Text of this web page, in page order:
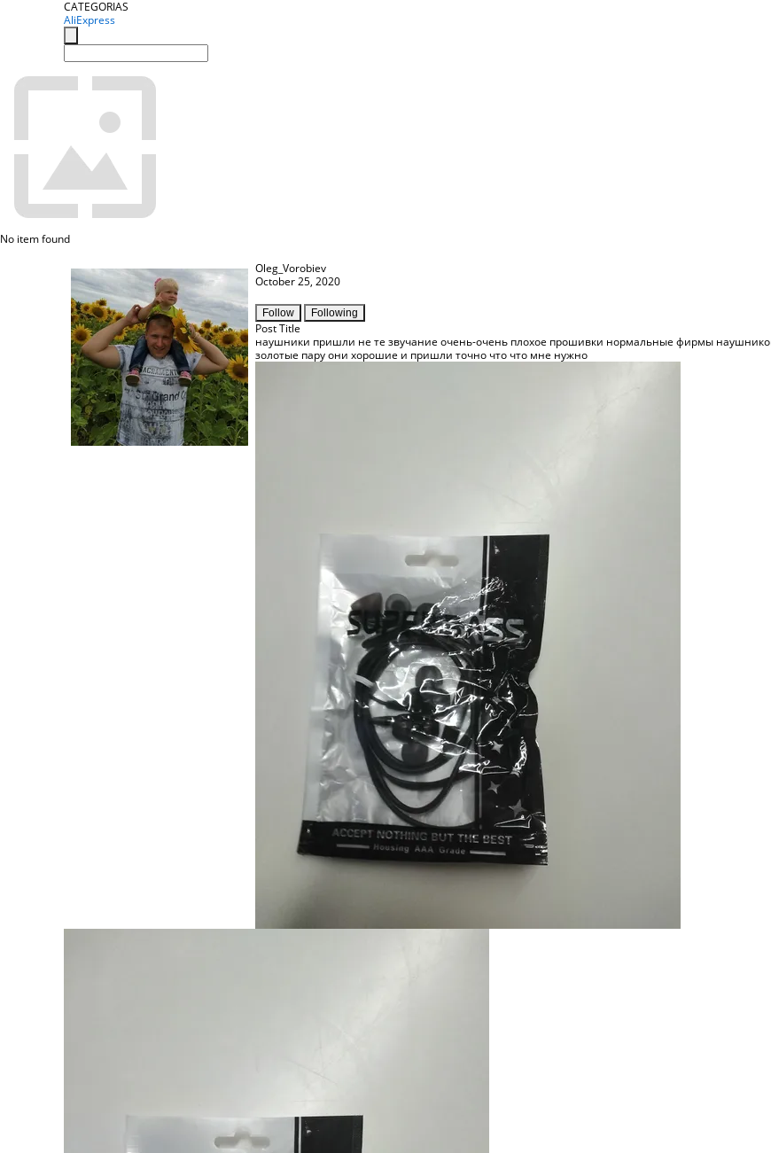
CATEGORIAS
AliExpress
No item found
Oleg_Vorobiev
October 25, 2020
Follow Following
Post Title
наушники пришли не те звучание очень-очень плохое прошивки нормальные фирмы
золотые пару они хорошие и пришли точно что что мне нужно